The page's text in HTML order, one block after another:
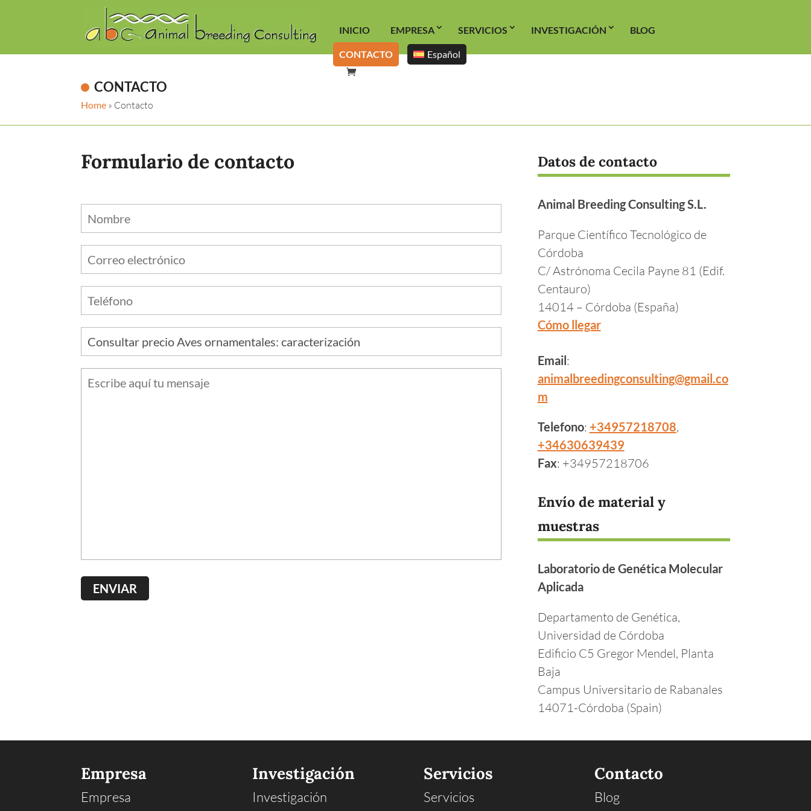
INICIO EMPRESA SERVICIOS INVESTIGACIÓN BLOG
CONTACTO Español
CONTACTO
Home » Contacto
Formulario de contacto Datos de contacto
Animal Breeding Consulting S.L.
Parque Científico Tecnológico de
Córdoba
C/ Astrónoma Cecila Payne 81 (Edif.
Centauro)
14014 – Córdoba (España)
Cómo llegar
Email :
animalbreedingconsulting@gmail.co
m
Telefono: +34957218708,
+34630639439
Fax: +34957218706
Envío de material y
muestras
Laboratorio de Genética Molecular
Aplicada
Departamento de Genética,
Universidad de Córdoba
Edificio C5 Gregor Mendel, Planta
Baja
Campus Universitario de Rabanales
14071-Córdoba (Spain)
Empresa
Empresa
Investigación
Investigación
Servicios
Servicios
Contacto
Blog